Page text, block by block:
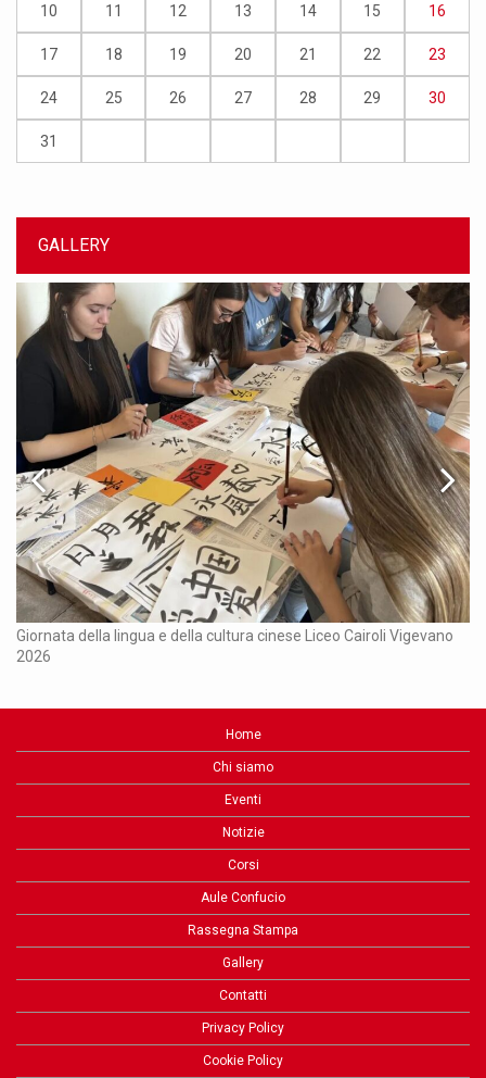
10 11 12 13 14 15 16
17 18 19 20 21 22 23
24 25 26 27 28 29 30
31
GALLERY
Giornata della lingua e della cultura cinese Liceo Cairoli Vigevano
2026
Home
Chi siamo
Eventi
Notizie
Corsi
Aule Confucio
Rassegna Stampa
Gallery
Contatti
Privacy Policy
Cookie Policy